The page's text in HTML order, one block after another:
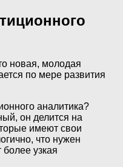
новая, молодая
по мере развития
аналитика?
он делится на
имеют свои
что нужен
более узкая